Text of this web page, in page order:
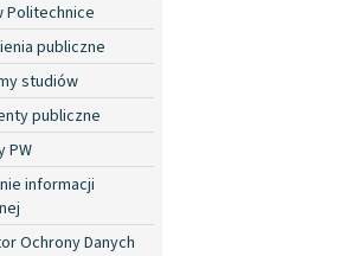
Politechnice
publiczne
studiów
publiczne
PW
informacji
Ochrony Danych